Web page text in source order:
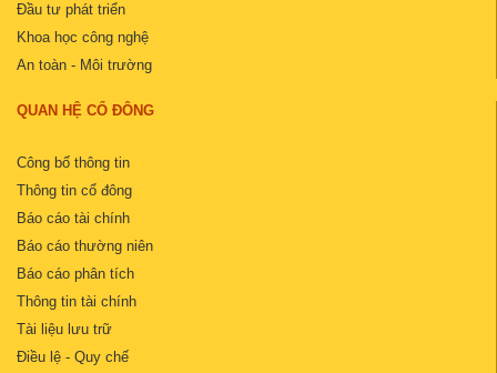
Đầu tư phát triển
Khoa học công nghệ
An toàn - Môi trường
QUAN HỆ CỔ ĐÔNG
Công bố thông tin
Thông tin cổ đông
Báo cáo tài chính
Báo cáo thường niên
Báo cáo phân tích
Thông tin tài chính
Tài liệu lưu trữ
Điều lệ - Quy chế